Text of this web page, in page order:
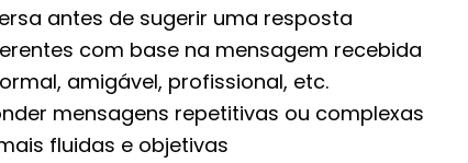
antes de sugerir uma resposta
com base na mensagem recebida
amigável, profissional, etc.
mensagens repetitivas ou complexas
fluidas e objetivas